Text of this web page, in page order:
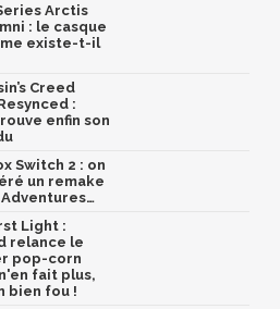
Arctis
: le casque
existe-t-il
Creed
:
enfin son
Switch 2 : on
un remake
Light :
relance le
pop-corn
fait plus,
bien fou !